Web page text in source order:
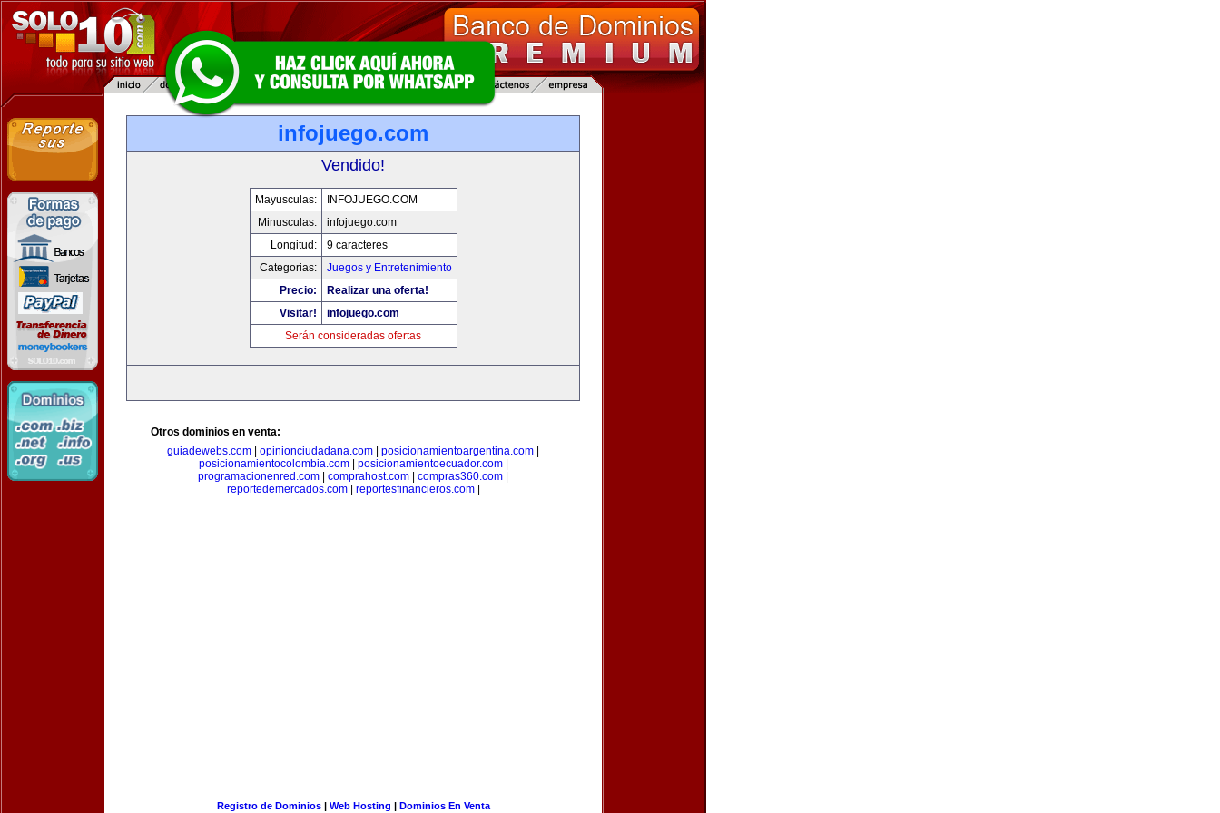
infojuego.com
Vendido!
Mayusculas:
INFOJUEGO.COM
Minusculas:
infojuego.com
Longitud:
9 caracteres
Categorias:
Juegos y Entretenimiento
Precio:
Realizar una oferta!
Visitar!
infojuego.com
Serán consideradas ofertas
Otros dominios en venta:
guiadewebs.com
opinionciudadana.com posicionamientoargentina.com
posicionamientocolombia.com| posicionamientoecuador.com|
programacionenred.com
comprahost.com compras360.com
reportedemercados.com| reportesfinancieros.com|
Registro de Dominios| Web Hosting | Dominios En Venta